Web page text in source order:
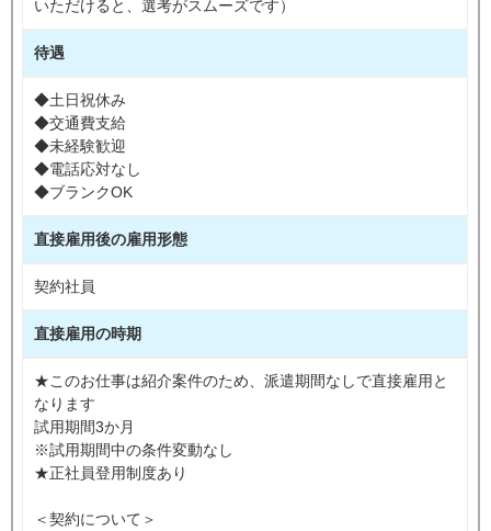
いただけると、選考がスムーズです）
待遇
◆土日祝休み
◆交通費支給
◆未経験歓迎
◆電話応対なし
◆ブランクOK
直接雇用後の雇用形態
契約社員
直接雇用の時期
★このお仕事は紹介案件のため、派遣期間なしで直接雇用と
なります
試用期間3か月
※試用期間中の条件変動なし
★正社員登用制度あり
＜契約について＞